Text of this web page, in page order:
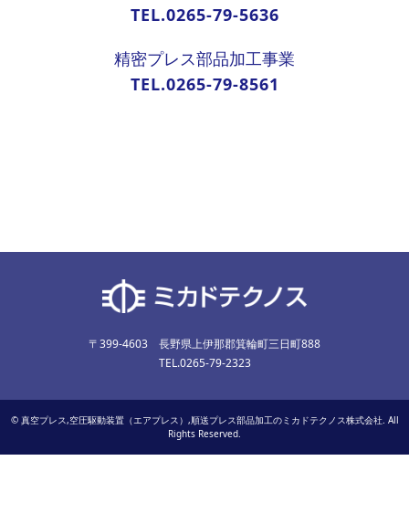
TEL.0265-79-5636
精密プレス部品加工事業
TEL.0265-79-8561
〒399-4603 長野県上伊那郡箕輪町三日町888
TEL.0265-79-2323
© 真空プレス,空圧駆動装置（エアプレス）,順送プレス部品加工のミカドテクノス株式会社. All
Rights Reserved.